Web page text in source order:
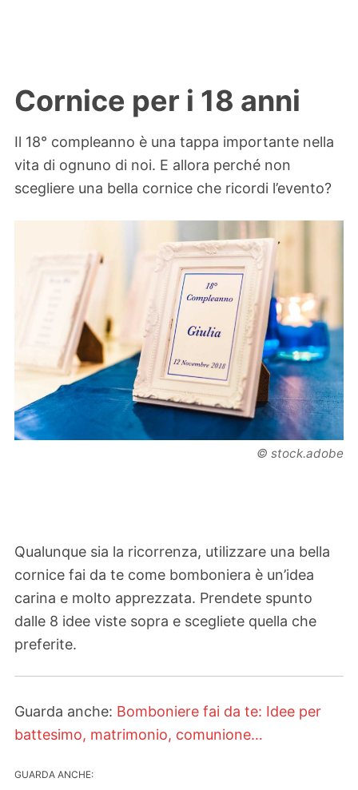
Cornice per i 18 anni
Il 18° compleanno è una tappa importante nella
vita di ognuno di noi. E allora perché non
scegliere una bella cornice che ricordi l’evento?
© stock.adobe
Qualunque sia la ricorrenza, utilizzare una bella
cornice fai da te come bomboniera è un’idea
carina e molto apprezzata. Prendete spunto
dalle 8 idee viste sopra e scegliete quella che
preferite.
Guarda anche: Bomboniere fai da te: Idee per
battesimo, matrimonio, comunione…
GUARDA ANCHE: